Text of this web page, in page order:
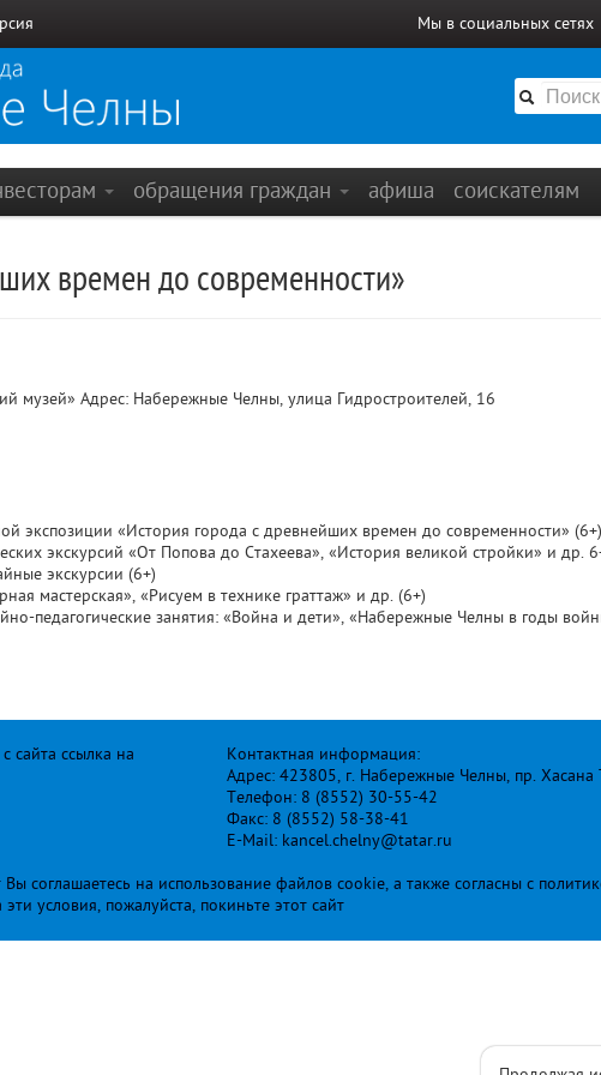
Мы в социальных сетях
обращения граждан афиша соискателям
времен до современности»
музей» Адрес: Набережные Челны, улица Гидростроителей, 16
экспозиции «История города с древнейших времен до современности» (6+)
экскурсий «От Попова до Стахеева», «История великой стройки» и др.
экскурсии (6+)
мастерская», «Рисуем в технике граттаж» и др. (6+)
педагогические занятия: «Война и дети», «Набережные Челны в годы
сайта ссылка на
Контактная информация:
Адрес: 423805, г. Набережные Челны, пр. Хасана
Телефон: 8 (8552) 30-55-42
Факс: 8 (8552) 58-38-41
E-Mail: kancel.chelny@tatar.ru
соглашаетесь на использование файлов cookie, а также согласны с
условия, пожалуйста, покиньте этот сайт